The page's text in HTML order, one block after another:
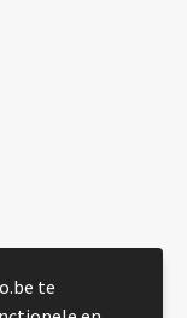
te